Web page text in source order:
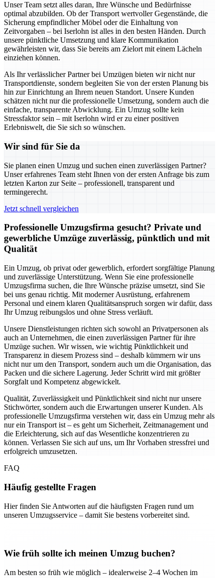
Unser Team setzt alles daran, Ihre Wünsche und Bedürfnisse
optimal abzubilden. Ob der Transport wertvoller Gegenstände, die
Sicherung empfindlicher Möbel oder die Einhaltung von
Zeitvorgaben – bei Iserlohn ist alles in den besten Händen. Durch
unsere pünktliche Umsetzung und klare Kommunikation
gewährleisten wir, dass Sie bereits am Zielort mit einem Lächeln
einziehen können.
Als Ihr verlässlicher Partner bei Umzügen bieten wir nicht nur
Transportdienste, sondern begleiten Sie von der ersten Planung bis
hin zur Einrichtung an Ihrem neuen Standort. Unsere Kunden
schätzen nicht nur die professionelle Umsetzung, sondern auch die
einfache, transparente Abwicklung. Ein Umzug sollte kein
Stressfaktor sein – mit Iserlohn wird er zu einer positiven
Erlebniswelt, die Sie sich so wünschen.
Wir sind für Sie da
Sie planen einen Umzug und suchen einen zuverlässigen Partner?
Unser erfahrenes Team steht Ihnen von der ersten Anfrage bis zum
letzten Karton zur Seite – professionell, transparent und
termingerecht.
Jetzt schnell vergleichen
Professionelle Umzugsfirma gesucht? Private und
gewerbliche Umzüge zuverlässig, pünktlich und mit
Qualität
Ein Umzug, ob privat oder gewerblich, erfordert sorgfältige Planung
und zuverlässige Unterstützung. Wenn Sie eine professionelle
Umzugsfirma suchen, die Ihre Wünsche präzise umsetzt, sind Sie
bei uns genau richtig. Mit moderner Ausrüstung, erfahrenem
Personal und einem klaren Qualitätsanspruch sorgen wir dafür, dass
Ihr Umzug reibungslos und ohne Stress verläuft.
Unsere Dienstleistungen richten sich sowohl an Privatpersonen als
auch an Unternehmen, die einen zuverlässigen Partner für ihre
Umzüge suchen. Wir wissen, wie wichtig Pünktlichkeit und
Transparenz in diesem Prozess sind – deshalb kümmern wir uns
nicht nur um den Transport, sondern auch um die Organisation, das
Packen und die sichere Lagerung. Jeder Schritt wird mit größter
Sorgfalt und Kompetenz abgewickelt.
Qualität, Zuverlässigkeit und Pünktlichkeit sind nicht nur unsere
Stichwörter, sondern auch die Erwartungen unserer Kunden. Als
professionelle Umzugsfirma verstehen wir, dass ein Umzug mehr als
nur ein Transport ist – es geht um Sicherheit, Zeitmanagement und
die Erleichterung, sich auf das Wesentliche konzentrieren zu
können. Verlassen Sie sich auf uns, um Ihr Vorhaben stressfrei und
erfolgreich umzusetzen.
FAQ
Häufig gestellte Fragen
Hier finden Sie Antworten auf die häufigsten Fragen rund um
unseren Umzugsservice – damit Sie bestens vorbereitet sind.
Wie früh sollte ich meinen Umzug buchen?
Am besten so früh wie möglich – idealerweise 2–4 Wochen im